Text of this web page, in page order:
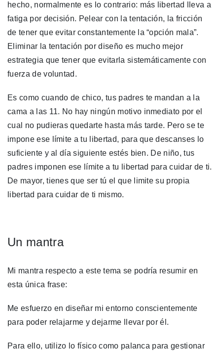
hecho, normalmente es lo contrario: más libertad lleva a
fatiga por decisión. Pelear con la tentación, la fricción
de tener que evitar constantemente la “opción mala”.
Eliminar la tentación por diseño es mucho mejor
estrategia que tener que evitarla sistemáticamente con
fuerza de voluntad.
Es como cuando de chico, tus padres te mandan a la
cama a las 11. No hay ningún motivo inmediato por el
cual no pudieras quedarte hasta más tarde. Pero se te
impone ese límite a tu libertad, para que descanses lo
suficiente y al día siguiente estés bien. De niño, tus
padres imponen ese límite a tu libertad para cuidar de ti.
De mayor, tienes que ser tú el que limite su propia
libertad para cuidar de ti mismo.
Un mantra
Mi mantra respecto a este tema se podría resumir en
esta única frase:
Me esfuerzo en diseñar mi entorno conscientemente
para poder relajarme y dejarme llevar por él.
Para ello, utilizo lo físico como palanca para gestionar